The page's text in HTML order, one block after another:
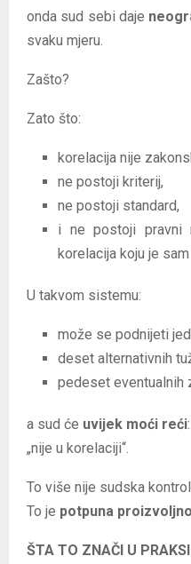
onda sud sebi daje
svaku mjeru.
Zašto?
Zato što:
korelacija nije
ne postoji kriterij,
ne postoji standard,
i ne postoji pravni
korelacija koju je
U takvom sistemu:
može se podnijeti
deset alternativnih
pedeset eventualnih
a sud će uvijek moći reći:
„nije u korelaciji“.
To više nije sudska
To je potpuna
ŠTA TO ZNAČI U